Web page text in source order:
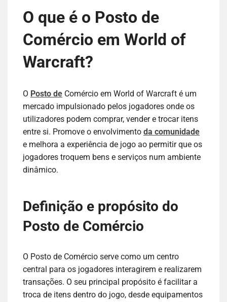
O que é o Posto de
Comércio em World of
Warcraft?
O Posto de Comércio em World of Warcraft é um
mercado impulsionado pelos jogadores onde os
utilizadores podem comprar, vender e trocar itens
entre si. Promove o envolvimento da comunidade
e melhora a experiência de jogo ao permitir que os
jogadores troquem bens e serviços num ambiente
dinâmico.
Definição e propósito do
Posto de Comércio
O Posto de Comércio serve como um centro
central para os jogadores interagirem e realizarem
transações. O seu principal propósito é facilitar a
troca de itens dentro do jogo, desde equipamentos